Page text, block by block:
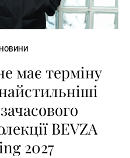
має терміну
BEVZA
2027